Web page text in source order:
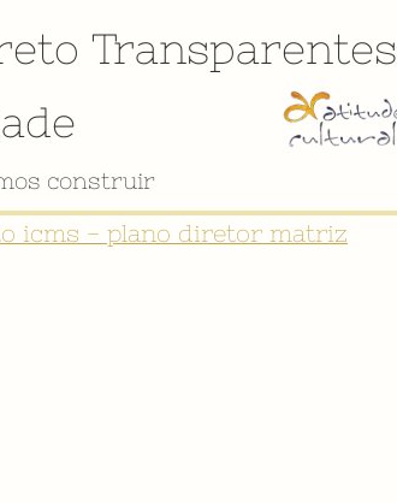
Transparentes
construir
icms - plano diretor matriz